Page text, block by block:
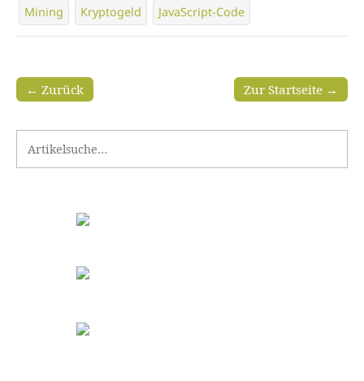
Mining
Kryptogeld JavaScript-Code
Zur Startseite →
← Zurück